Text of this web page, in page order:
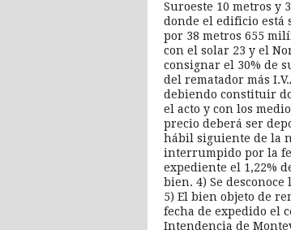
Suroeste 10 metros y
donde el edificio está
por 38 metros 655
con el solar 23 y el
consignar el 30% de
del rematador más
debiendo constituir
el acto y con los
precio deberá ser
hábil siguiente de la
interrumpido por la
expediente el 1,22%
bien. 4) Se
5) El bien objeto de
fecha de expedido el
Intendencia de